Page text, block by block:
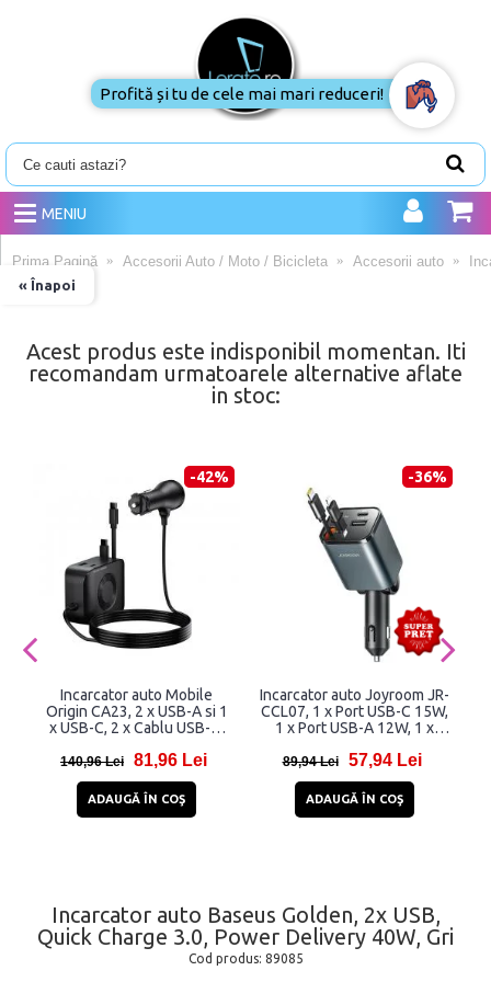
MENIU
« Înapoi
Prima Pagină Accesorii Auto / Moto / Bicicleta Accesorii auto
Acest produs este indisponibil momentan. Iti
recomandam urmatoarele alternative aflate
in stoc:
-42%
Incarcator auto Mobile
Origin CA23, 2 x USB-A si 1
x USB-C, 2 x Cablu USB-C,
140,96 Lei 81,96 Lei
ADAUGĂ ÎN COŞ
-36%
Incarcator auto Joyroom JR-
CCL07, 1 x Port USB-C 15W,
1 x Port USB-A 12W, 1 x
Lightning 12 W, Dark Gray
89,94 Lei 57,94 Lei
ADAUGĂ ÎN COŞ
Incarcator auto Baseus Golden, 2x USB,
Quick Charge 3.0, Power Delivery 40W, Gri
Cod produs: 89085
Profită și tu de cele mai mari reduceri!